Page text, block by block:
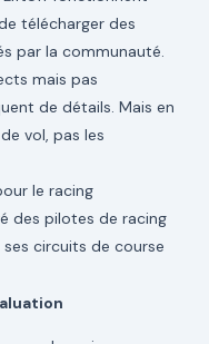
télécharger des
par la communauté.
mais pas
de détails. Mais en
vol, pas les
le racing
des pilotes de racing
circuits de course